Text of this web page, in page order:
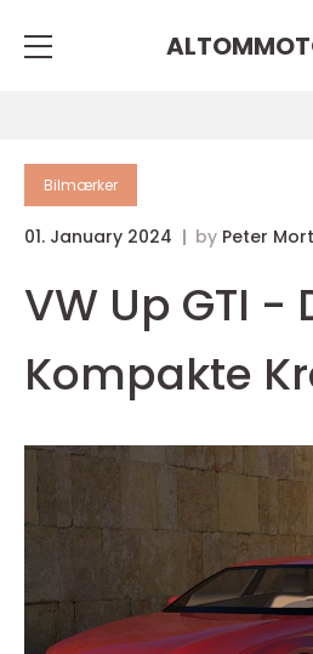
Bilmærker
01. January 2024 by Peter
VW Up GTI -
Kompakte